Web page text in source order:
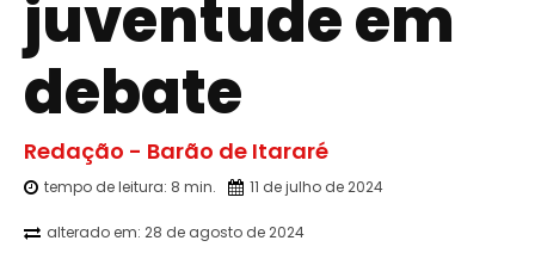
juventude em
debate
Redação - Barão de Itararé
tempo de leitura: 8 min. 11 de julho de 2024
alterado em: 28 de agosto de 2024